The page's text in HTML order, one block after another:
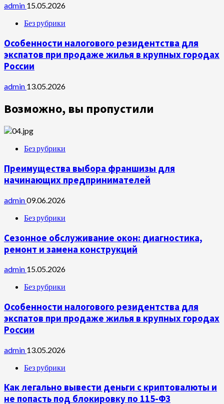
admin 15.05.2026
Без рубрики
Особенности налогового резидентства для
экспатов при продаже жилья в крупных городах
России
admin 13.05.2026
Возможно, вы пропустили
Без рубрики
Преимущества выбора франшизы для
начинающих предпринимателей
admin09.06.2026
Без рубрики
Сезонное обслуживание окон: диагностика,
ремонт и замена конструкций
admin 15.05.2026
Без рубрики
Особенности налогового резидентства для
экспатов при продаже жилья в крупных городах
России
admin 13.05.2026
Без рубрики
Как легально вывести деньги с криптовалюты и
не попасть под блокировку по 115-ФЗ